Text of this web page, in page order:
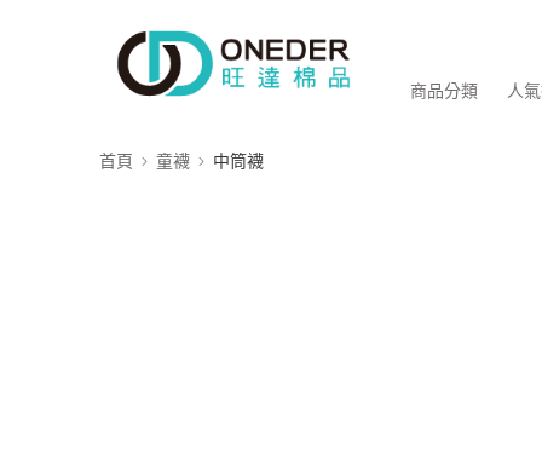
商品分類 人
首頁 童襪 中筒襪